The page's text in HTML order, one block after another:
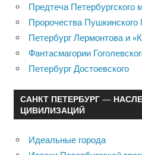
Предтеча
Пророчества Пушкинского
Петербург Лермонтова и
Фантасмагории
Петербург Достоевского
САНКТ ПЕТЕРБУРГ —
ЦИВИЛИЗАЦИЙ
Идеальные города